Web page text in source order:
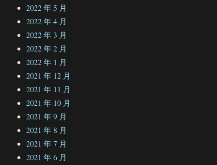
2022 年 5 月
2022 年 4 月
2022 年 3 月
2022 年 2 月
2022 年 1 月
2021 年 12 月
2021 年 11 月
2021 年 10 月
2021 年 9 月
2021 年 8 月
2021 年 7 月
2021 年 6 月